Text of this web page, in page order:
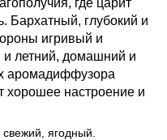
где царит
Бархатный, глубокий и
игривый и
и летний, домашний и
аромадиффузора
хорошее настроение и
ягодный.